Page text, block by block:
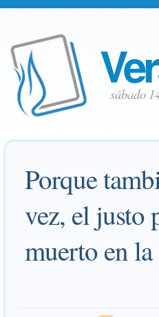
sábado
Porque
vez, el justo
muerto en